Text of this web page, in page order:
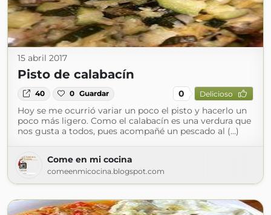
15 abril 2017
Pisto de calabacín
40 0 Guardar 0 Delicioso
Hoy se me ocurrió variar un poco el pisto y hacerlo un
poco más ligero. Como el calabacín es una verdura que
nos gusta a todos, pues acompañé un pescado al (...)
Come en mi cocina
comeenmicocina.blogspot.com